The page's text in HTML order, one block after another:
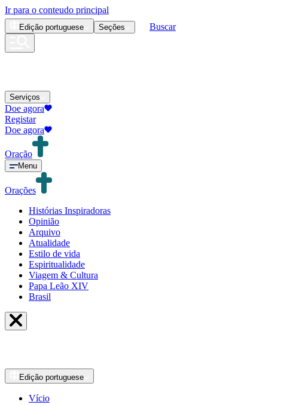
Ir para o conteudo principal
Edição portuguese Seções Buscar
Serviços
Doe agora
Registar
Doe agora
Oração
Menu
Orações
Histórias Inspiradoras
Opinião
Arquivo
Atualidade
Estilo de vida
Espiritualidade
Viagem & Cultura
Papa Leão XIV
Brasil
Edição portuguese
Vício